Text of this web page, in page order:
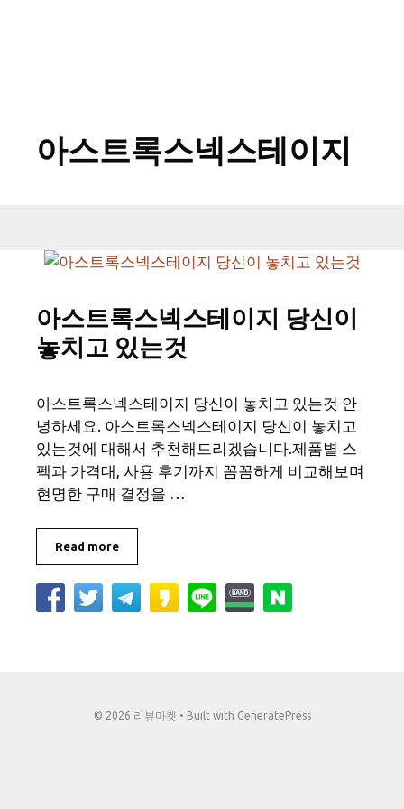
아스트록스넥스테이지
아스트록스넥스테이지 당신이
놓치고 있는것
아스트록스넥스테이지 당신이 놓치고 있는것 안
녕하세요. 아스트록스넥스테이지 당신이 놓치고
있는것에 대해서 추천해드리겠습니다.제품별 스
펙과 가격대, 사용 후기까지 꼼꼼하게 비교해보며
현명한 구매 결정을 …
Read more
© 2026 리뷰마켓 • Built with GeneratePress